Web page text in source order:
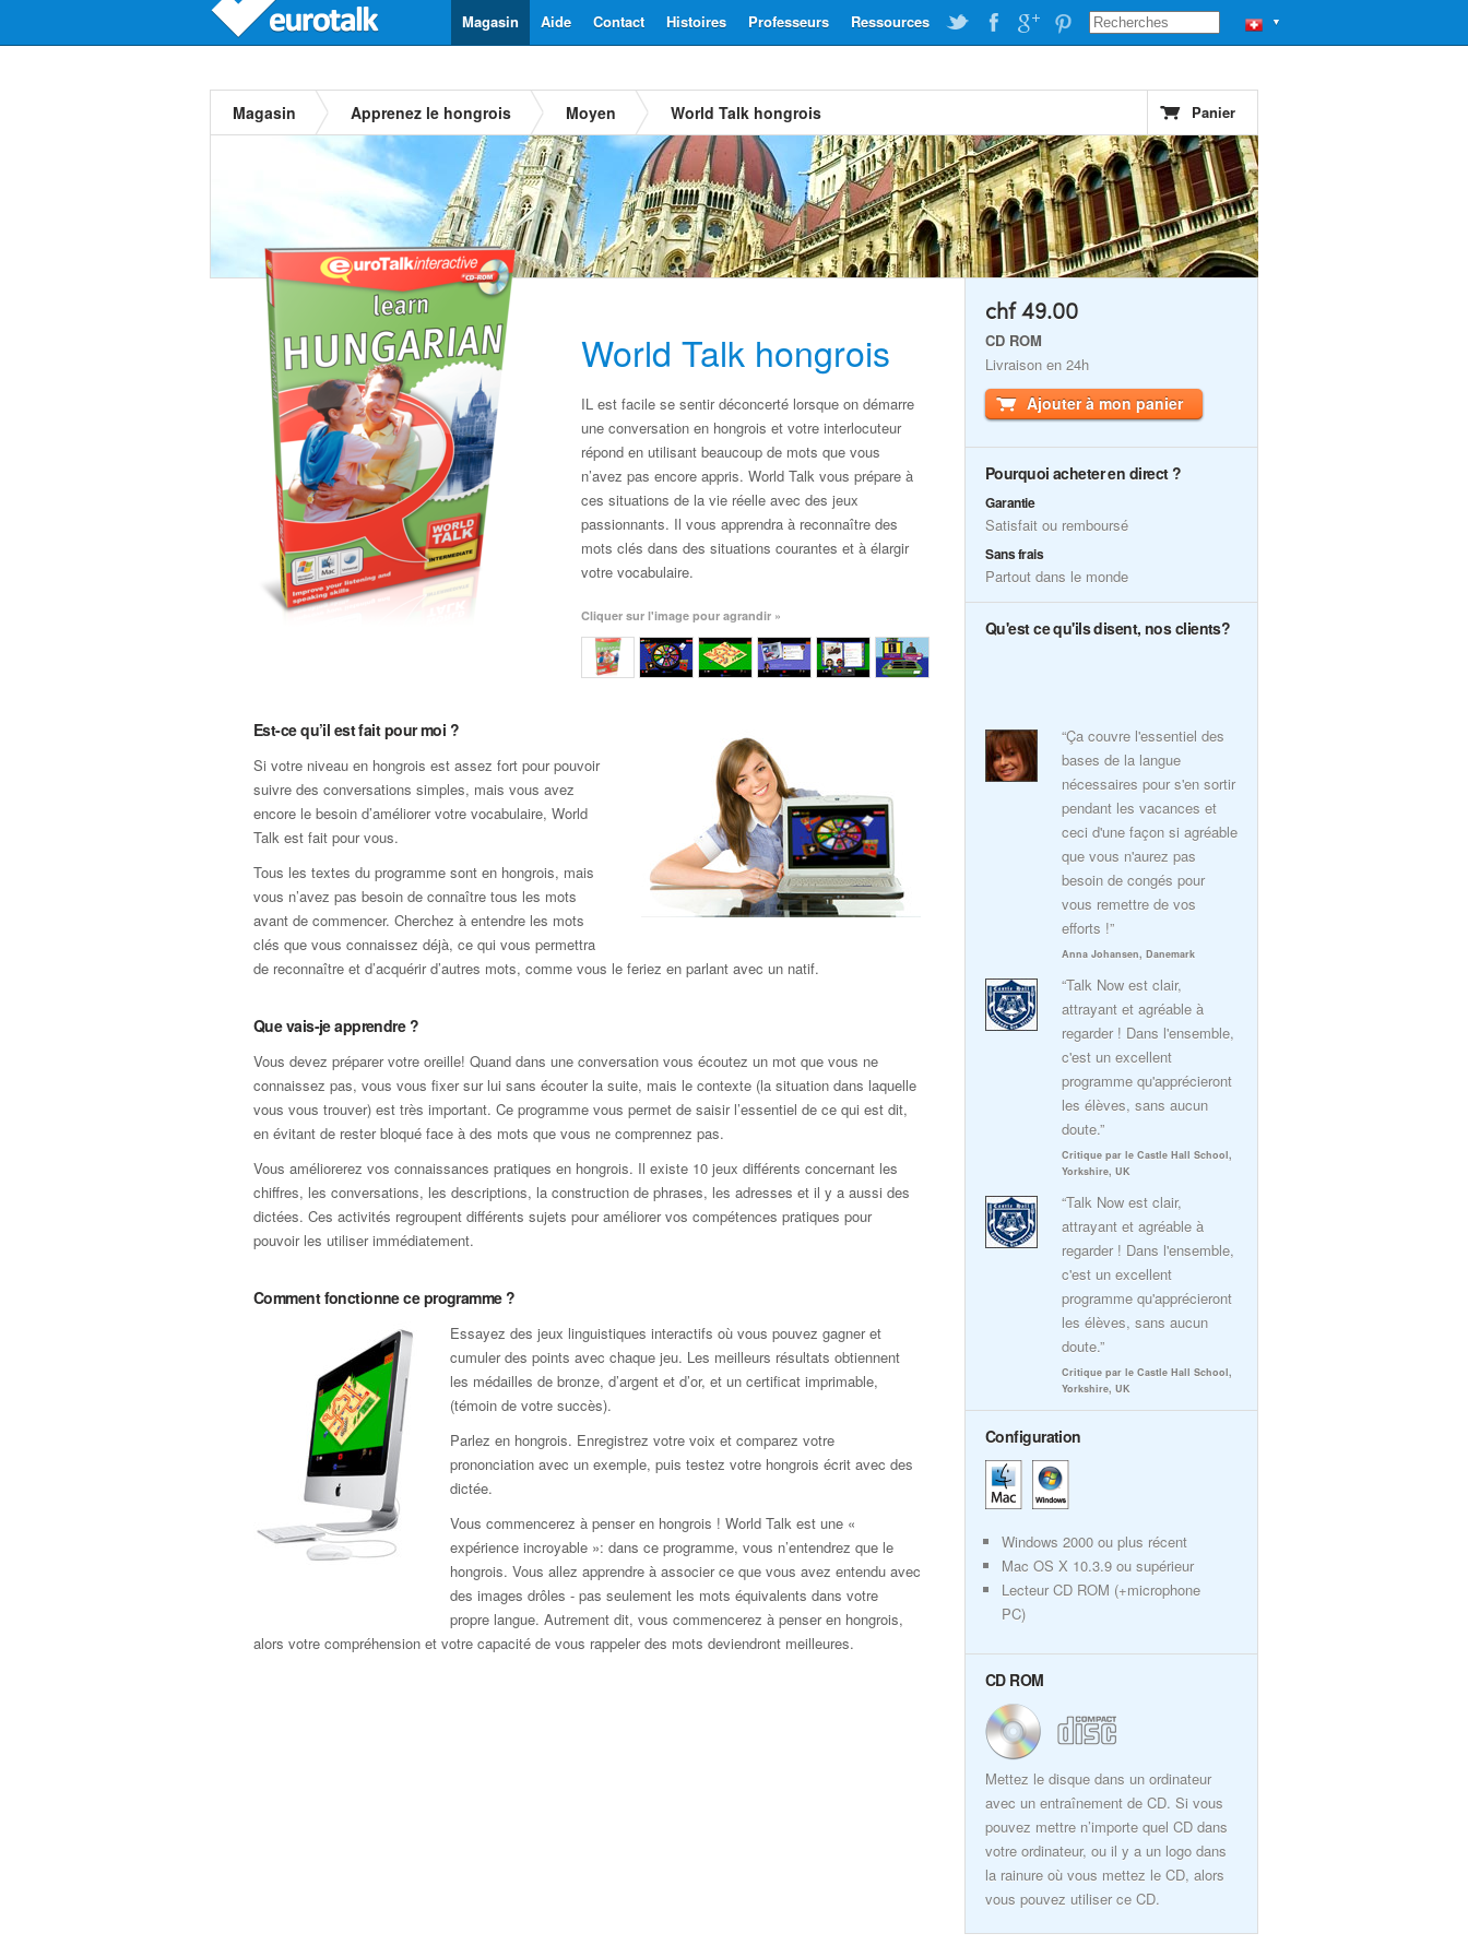
▼
Ressources
Professeurs
Histoires
Contact
Aide
Magasin
Magasin Apprenez le hongrois Moyen World Talk hongrois Panier
World Talk hongrois
IL est facile se sentir déconcerté lorsque on démarre
une conversation en hongrois et votre interlocuteur
répond en utilisant beaucoup de mots que vous
n’avez pas encore appris. World Talk vous prépare à
ces situations de la vie réelle avec des jeux
passionnants. Il vous apprendra à reconnaître des
mots clés dans des situations courantes et à élargir
votre vocabulaire.
Cliquer sur l'image pour agrandir »
Est-ce qu’il est fait pour moi ?
Si votre niveau en hongrois est assez fort pour pouvoir
suivre des conversations simples, mais vous avez
encore le besoin d’améliorer votre vocabulaire, World
Talk est fait pour vous.
Tous les textes du programme sont en hongrois, mais
vous n’avez pas besoin de connaître tous les mots
avant de commencer. Cherchez à entendre les mots
clés que vous connaissez déjà, ce qui vous permettra
de reconnaître et d’acquérir d’autres mots, comme vous le feriez en parlant avec un natif.
Que vais-je apprendre ?
Vous devez préparer votre oreille! Quand dans une conversation vous écoutez un mot que vous ne
connaissez pas, vous vous fixer sur lui sans écouter la suite, mais le contexte (la situation dans laquelle
vous vous trouver) est très important. Ce programme vous permet de saisir l’essentiel de ce qui est dit,
en évitant de rester bloqué face à des mots que vous ne comprennez pas.
Vous améliorerez vos connaissances pratiques en hongrois. Il existe 10 jeux différents concernant les
chiffres, les conversations, les descriptions, la construction de phrases, les adresses et il y a aussi des
dictées. Ces activités regroupent différents sujets pour améliorer vos compétences pratiques pour
pouvoir les utiliser immédiatement.
Comment fonctionne ce programme ?
Essayez des jeux linguistiques interactifs où vous pouvez gagner et
cumuler des points avec chaque jeu. Les meilleurs résultats obtiennent
les médailles de bronze, d’argent et d’or, et un certificat imprimable,
(témoin de votre succès).
Parlez en hongrois. Enregistrez votre voix et comparez votre
prononciation avec un exemple, puis testez votre hongrois écrit avec des
dictée.
Vous commencerez à penser en hongrois ! World Talk est une «
expérience incroyable »: dans ce programme, vous n’entendrez que le
hongrois. Vous allez apprendre à associer ce que vous avez entendu avec
des images drôles - pas seulement les mots équivalents dans votre
propre langue. Autrement dit, vous commencerez à penser en hongrois,
alors votre compréhension et votre capacité de vous rappeler des mots deviendront meilleures.
chf 49.00
CD ROM
Livraison en 24h
Ajouter à mon panier
Pourquoi acheter en direct ?
Garantie
Satisfait ou remboursé
Sans frais
Partout dans le monde
Qu'est ce qu'ils disent, nos clients?
“Ça couvre l'essentiel des
bases de la langue
nécessaires pour s'en sortir
pendant les vacances et
ceci d'une façon si agréable
que vous n'aurez pas
besoin de congés pour
vous remettre de vos
efforts !”
Anna Johansen, Danemark
“Talk Now est clair,
attrayant et agréable à
regarder ! Dans l'ensemble,
c'est un excellent
programme qu'apprécieront
les élèves, sans aucun
doute.”
Critique par le Castle Hall School,
Yorkshire, UK
“Talk Now est clair,
attrayant et agréable à
regarder ! Dans l'ensemble,
c'est un excellent
programme qu'apprécieront
les élèves, sans aucun
doute.”
Critique par le Castle Hall School,
Yorkshire, UK
Configuration
Windows 2000 ou plus récent
Mac OS X 10.3.9 ou supérieur
Lecteur CD ROM (+microphone
PC)
CD ROM
Mettez le disque dans un ordinateur
avec un entraînement de CD. Si vous
pouvez mettre n’importe quel CD dans
votre ordinateur, ou il y a un logo dans
la rainure où vous mettez le CD, alors
vous pouvez utiliser ce CD.